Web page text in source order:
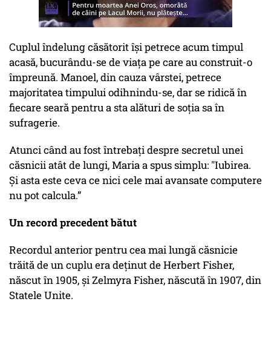
Cuplul îndelung căsătorit își petrece acum timpul
acasă, bucurându-se de viața pe care au construit-o
împreună. Manoel, din cauza vârstei, petrece
majoritatea timpului odihnindu-se, dar se ridică în
fiecare seară pentru a sta alături de soția sa în
sufragerie.
Atunci când au fost întrebați despre secretul unei
căsnicii atât de lungi, Maria a spus simplu: "Iubirea.
Și asta este ceva ce nici cele mai avansate computere
nu pot calcula.”
Un record precedent bătut
Recordul anterior pentru cea mai lungă căsnicie
trăită de un cuplu era deținut de Herbert Fisher,
născut în 1905, și Zelmyra Fisher, născută în 1907, din
Statele Unite.